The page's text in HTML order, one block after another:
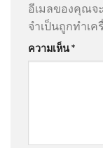
อีเมลของคุณจ
จำเป็นถูกทำเค
ความเห็น*